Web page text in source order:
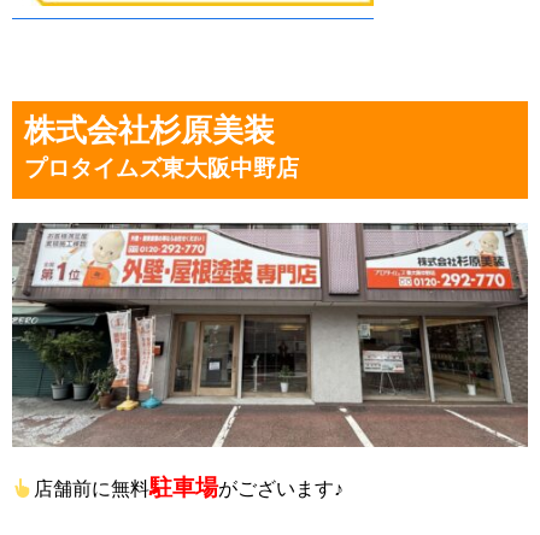
株式会社杉原美装
プロタイムズ東大阪中野店
店舗前に無料駐車場がございます♪